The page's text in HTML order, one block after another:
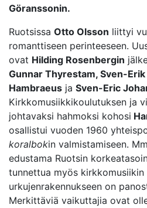
Göranssonin.
Ruotsissa Otto Olsson liittyi
romanttiseen perinteeseen.
ovat Hilding Rosenbergin
Gunnar Thyrestam, Sven-
Hambraeus ja Sven-Eric
Kirkkomusiikkikoulutuksen ja
johtavaksi hahmoksi kohosi
osallistui vuoden 1960
koralbokin valmistamiseen.
edustama Ruotsin
tunnettua myös kirkkomusiikin
urkujenrakennukseen on
Merkittäviä vaikuttajia ovat